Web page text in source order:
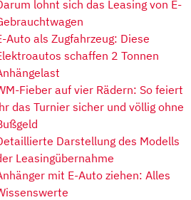
lohnt sich das Leasing von E-
Auto als Zugfahrzeug: Diese
schaffen 2 Tonnen
Fieber auf vier Rädern: So feiert
das Turnier sicher und völlig ohne
Darstellung des Modells
Leasingübernahme
mit E-Auto ziehen: Alles